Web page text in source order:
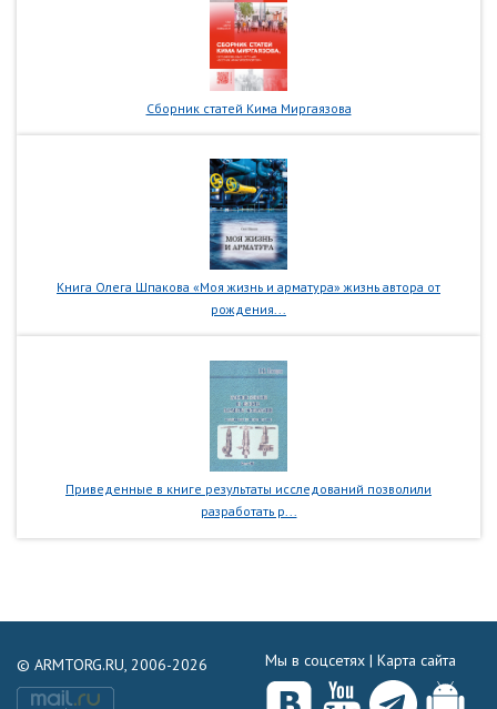
Сборник статей Кима Миргаязова
Книга Олега Шпакова «Моя жизнь и арматура» жизнь автора от
рождения...
Приведенные в книге результаты исследований позволили
разработать р...
© ARMTORG.RU, 2006-2026 Мы в соцсетях | Карта сайта